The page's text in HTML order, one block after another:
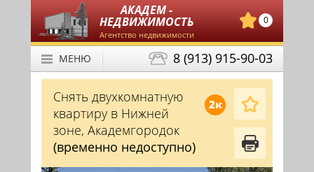
АКАДЕМ -
НЕДВИЖИМОСТЬ
Агентство недвижимости
0
8 (913) 915-90-03
МЕНЮ
2к
Снять двухкомнатную
квартиру в Нижней
зоне, Академгородок
(временно недоступно)